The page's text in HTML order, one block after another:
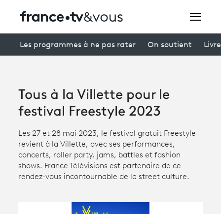
Creators
Participer et assister à une émission
À votre écoute
Les programmes à ne pas rater On soutient
Tous à la Villette pour le
festival Freestyle 2023
Les 27 et 28 mai 2023, le festival gratuit Freestyle
revient à la Villette, avec ses performances,
concerts, roller party, jams, battles et fashion
shows. France Télévisions est partenaire de ce
rendez-vous incontournable de la street culture.